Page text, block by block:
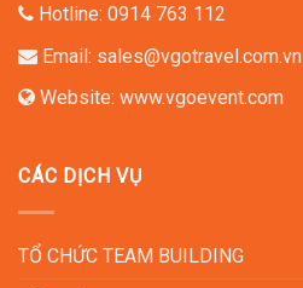
Hotline: 0914 763 112
Email: sales@vgotravel.com.vn
Website: www.vgoevent.com
CÁC DỊCH VỤ
TỔ CHỨC TEAM BUILDING